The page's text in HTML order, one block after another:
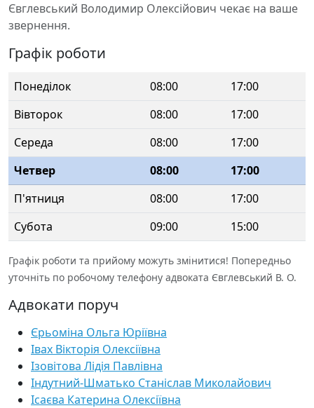
Євглевський Володимир Олексійович чекає на ваше
звернення.
Графік роботи
Понеділок 08:00
17:00
Вівторок
08:00
17:00
Середа
08:00
17:00
Четвер
08:00
17:00
П'ятниця
08:00
17:00
Субота
09:00 15:00
Графік роботи та прийому можуть змінитися! Попередньо
уточніть по робочому телефону адвоката Євглевський В. О.
Адвокати поруч
Єрьоміна Ольга Юріївна
Івах Вікторія Олексіївна
Ізовітова Лідія Павлівна
Індутний-Шматько Станіслав Миколайович
Ісаєва Катерина Олексіївна